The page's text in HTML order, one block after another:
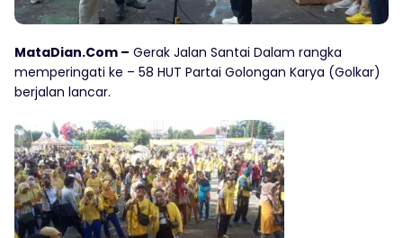
MataDian.Com – Gerak Jalan Santai Dalam rangka
memperingati ke – 58 HUT Partai Golongan Karya (Golkar)
berjalan lancar.